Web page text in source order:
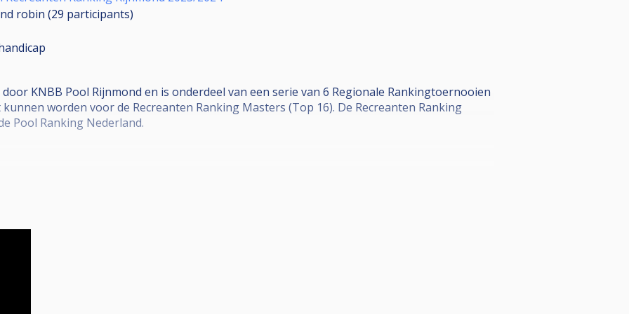
robin (29 participants)
KNBB Pool Rijnmond en is onderdeel van een serie van 6 Regionale Rankingtoernooien
worden voor de Recreanten Ranking Masters (Top 16). De Recreanten Ranking
Pool Ranking Nederland.
(zie
(zie reglement)